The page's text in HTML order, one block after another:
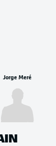
Jorge Meré